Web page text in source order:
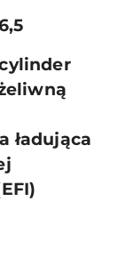
ładująca